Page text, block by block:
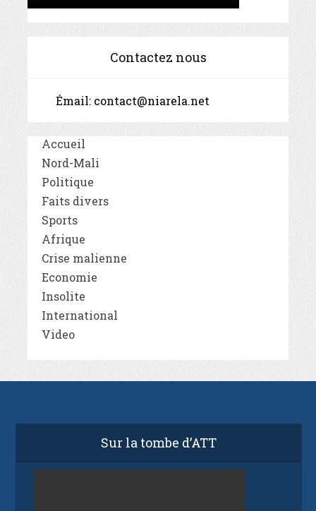
Contactez nous
Émail: contact@niarela.net
Accueil
Nord-Mali
Politique
Faits divers
Sports
Afrique
Crise malienne
Economie
Insolite
International
Video
Sur la tombe d’ATT